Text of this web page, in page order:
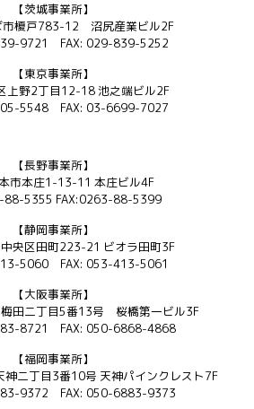
【茨城事業所】
市榎戸783-12 沼尻産業ビル2F
9721 FAX: 029-839-5252
【東京事業所】
上野2丁目12-18 池之端ビル2F
5548 FAX: 03-6699-7027
【長野事業所】
市本庄1-13-11 本庄ビル4F
88-5355 FAX:0263-88-5399
【静岡事業所】
央区田町223-21 ビオラ田町3F
5060 FAX: 053-413-5061
【大阪事業所】
梅田二丁目5番13号 桜橋第一ビル3F
8721 FAX: 050-6868-4868
【福岡事業所】
神二丁目3番10号 天神パインクレスト7F
9372 FAX: 050-6883-9373